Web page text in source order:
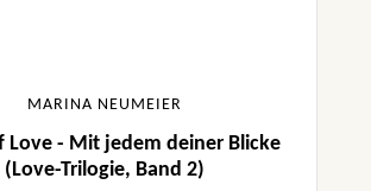
MARINA NEUMEIER
Love - Mit jedem deiner Blicke
(Love-Trilogie, Band 2)